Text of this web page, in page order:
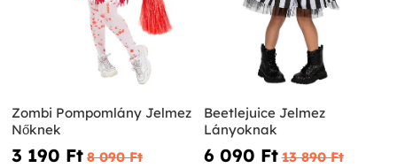
Zombi Pompomlány Jelmez
Nőknek
3 190 Ft‎ 8 090 Ft‎
Beetlejuice Jelmez
Lányoknak
6 090 Ft‎ 13 890 Ft‎